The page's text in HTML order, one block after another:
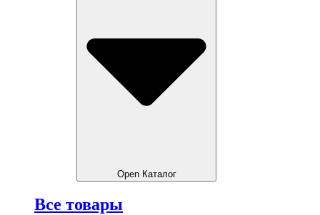
Open Каталог
Все товары